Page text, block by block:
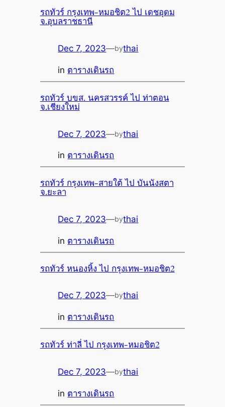
รถทัวร์ กรุงเทพ-หมอชิต2 ไป เดชอุดม
จ.อุบลราชธานี
Dec 7, 2023—bythai
in ตารางเดินรถ
รถทัวร์ บขส. นครสวรรค์ ไป ท่าตอน
จ.เชียงใหม่
Dec 7, 2023—bythai
in ตารางเดินรถ
รถทัวร์ กรุงเทพ-สายใต้ ไป บันนังสตา
จ.ยะลา
Dec 7, 2023—bythai
in ตารางเดินรถ
รถทัวร์ หนองหิ้ง ไป กรุงเทพ-หมอชิต2
Dec 7, 2023—bythai
in ตารางเดินรถ
รถทัวร์ ท่าลี่ ไป กรุงเทพ-หมอชิต2
Dec 7, 2023—bythai
in ตารางเดินรถ